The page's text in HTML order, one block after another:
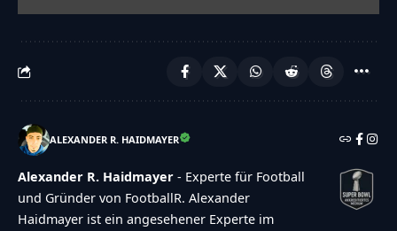
ALEXANDER R. HAIDMAYER
Alexander R. Haidmayer - Experte für Football
und Gründer von FootballR. Alexander
Haidmayer ist ein angesehener Experte im